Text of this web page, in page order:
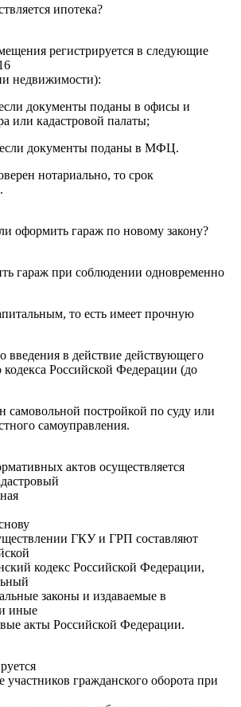
ипотека?
регистрируется в следующие
недвижимости):
документы поданы в офисы и
или кадастровой палаты;
если документы поданы в МФЦ.
нотариально, то срок
оформить гараж по новому закону?
гараж при соблюдении одновременно
то есть имеет прочную
введения в действие действующего
кодекса Российской Федерации (до
самовольной постройкой по суду или
самоуправления.
актов осуществляется
ГКУ и ГРП составляют
кодекс Российской Федерации,
законы и издаваемые в
иные
акты Российской Федерации.
участников гражданского оборота при